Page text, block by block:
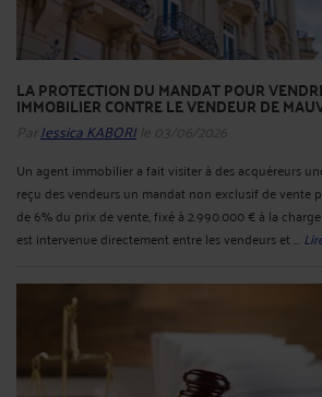
LA PROTECTION DU MANDAT POUR
IMMOBILIER CONTRE LE VENDEUR DE
Par Jessica KABORI le 03/06/2026
Un agent immobilier a fait visiter à des acquéreurs
reçu des vendeurs un mandat non exclusif de vente
de 6% du prix de vente, fixé à 2.990.000 € à la
est intervenue directement entre les vendeurs et ...